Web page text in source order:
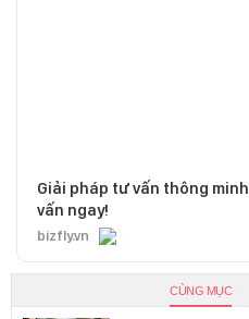
Giải pháp tư vấn thông
vấn ngay!
bizfly.vn
CÙNG MỤC